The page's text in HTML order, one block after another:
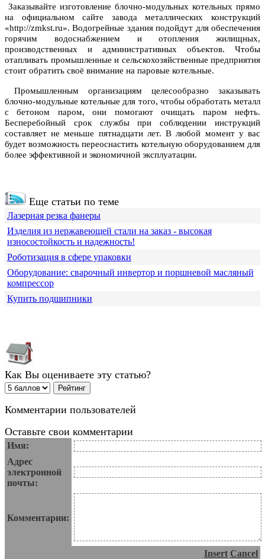
Заказывайте изготовление блочно-модульных котельных прямо
на официальном сайте завода металлических конструкций
«http://zmkst.ru». Водогрейные здания подойдут для обеспечения
горячим водоснабжением и отопления жилищных,
производственных и административных объектов. Чтобы
отапливать промышленные и сельскохозяйственные предприятия
стоит обратить своё внимание на паровые котельные.
Промышленным организациям целесообразно заказывать
блочно-модульные котельные для того, чтобы обработать металл
с бетоном паром, они помогают очищать паром нефть.
Бесперебойный срок службы при соблюдении инструкций
составляет не меньше пятнадцати лет. В любой момент у вас
будет возможность переоснастить котельную оборудованием для
более эффективной и экономичной эксплуатации.
Еще статьи по теме
Лазерная резка фанеры
Изделия из нержавеющей стали на заказ - высокая
износостойкость и надежность!
Роботизация в сфере упаковки
Оборудование: сварочный инвертор и поршневой масляный
компрессор
Купить подшипники
Как Вы оцениваете эту статью?
Комментарии пользователей
Оставьте свои комментарии
Имя:
Адрес
электронной
почты:
Комментарии:
Insert Cancel